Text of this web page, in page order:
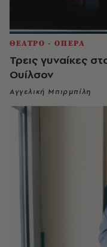
ΘΕΑΤΡΟ - ΟΠΕΡΑ
Τρεις γυναίκες
Ουίλσον
Αγγελική Μπιρμπίλη